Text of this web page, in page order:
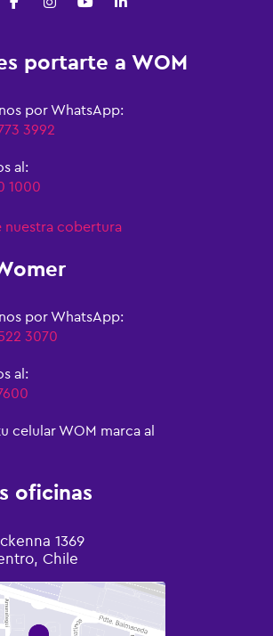
portarte a WOM
por WhatsApp:
3992
al:
1000
nuestra cobertura
por WhatsApp:
3070
al:
celular WOM marca al
oficinas
1369
Chile